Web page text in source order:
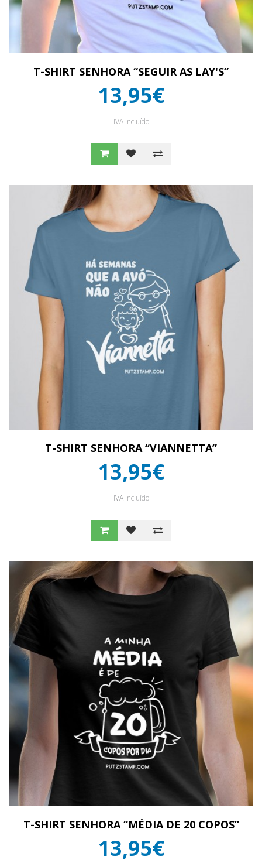
T-SHIRT SENHORA “SEGUIR AS LAY'S”
13,95€
IVA Incluído
T-SHIRT SENHORA “VIANNETTA”
13,95€
IVA Incluído
T-SHIRT SENHORA “MÉDIA DE 20 COPOS”
13,95€